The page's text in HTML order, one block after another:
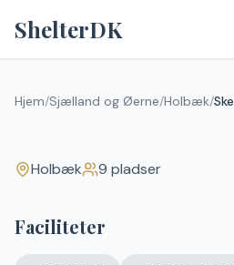
ShelterDK
Hjem/Sjælland og Øerne/Holbæk/
Holbæk
Holbæk 9 pladser
Faciliteter